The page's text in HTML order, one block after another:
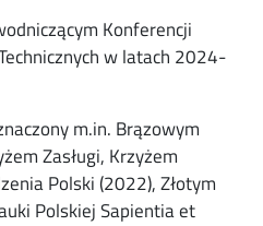
Konferencji
w latach 2024-
m.in. Brązowym
Zasługi, Krzyżem
Polski (2022), Złotym
Polskiej Sapientia et